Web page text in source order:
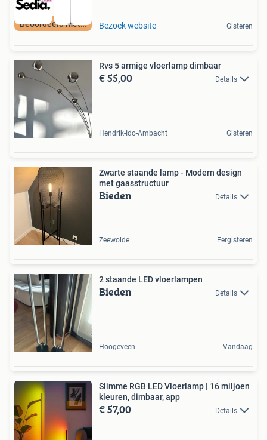
Beoordeeld met 9+ Bezoek website Gisteren
Rvs 5 armige vloerlamp dimbaar
€ 55,00 Details
Hendrik-Ido-Ambacht Gisteren
Zwarte staande lamp - Modern design
met gaasstructuur
Bieden Details
Zeewolde Eergisteren
2 staande LED vloerlampen
Bieden Details
Hoogeveen Vandaag
Slimme RGB LED Vloerlamp | 16 miljoen
kleuren, dimbaar, app
€ 57,00 Details